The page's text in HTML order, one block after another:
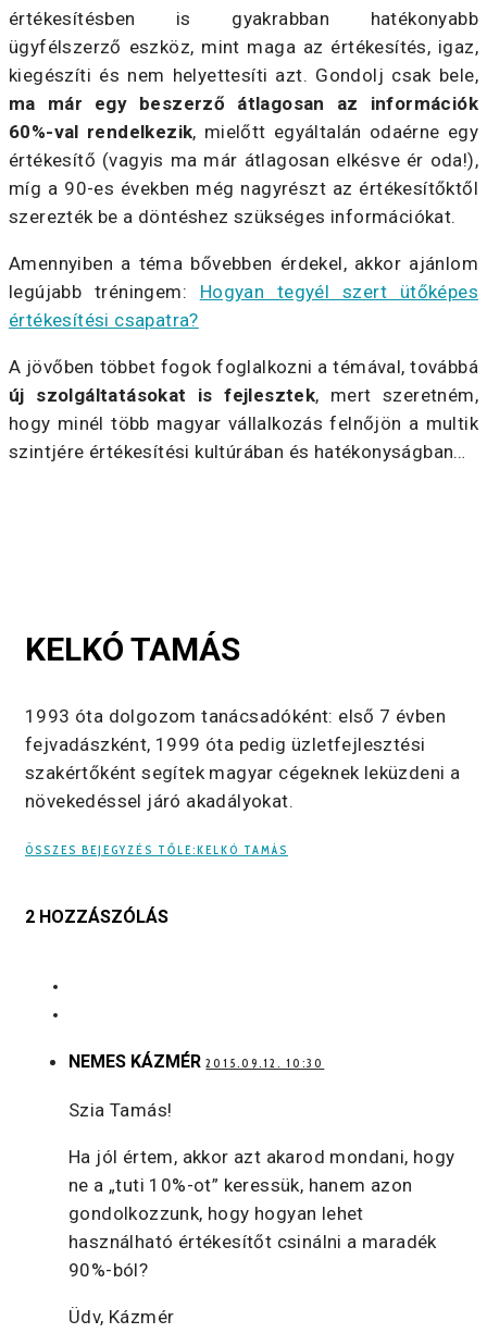
értékesítésben is gyakrabban hatékonyabb
ügyfélszerző eszköz, mint maga az értékesítés, igaz,
kiegészíti és nem helyettesíti azt. Gondolj csak bele,
ma már egy beszerző átlagosan az információk
60%-val rendelkezik, mielőtt egyáltalán odaérne egy
értékesítő (vagyis ma már átlagosan elkésve ér oda!),
míg a 90-es években még nagyrészt az értékesítőktől
szerezték be a döntéshez szükséges információkat.
Amennyiben a téma bővebben érdekel, akkor ajánlom
legújabb tréningem: Hogyan tegyél szert ütőképes
értékesítési csapatra?
A jövőben többet fogok foglalkozni a témával, továbbá
új szolgáltatásokat is fejlesztek, mert szeretném,
hogy minél több magyar vállalkozás felnőjön a multik
szintjére értékesítési kultúrában és hatékonyságban…
KELKÓ TAMÁS
1993 óta dolgozom tanácsadóként: első 7 évben
fejvadászként, 1999 óta pedig üzletfejlesztési
szakértőként segítek magyar cégeknek leküzdeni a
növekedéssel járó akadályokat.
ÖSSZES BEJEGYZÉS TŐLE:KELKÓ TAMÁS
2 HOZZÁSZÓLÁS
NEMES KÁZMÉR 2015.09.12. 10:30
Szia Tamás!
Ha jól értem, akkor azt akarod mondani, hogy
ne a „tuti 10%-ot” keressük, hanem azon
gondolkozzunk, hogy hogyan lehet
használható értékesítőt csinálni a maradék
90%-ból?
Üdv, Kázmér